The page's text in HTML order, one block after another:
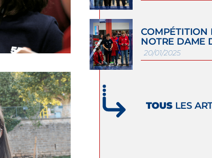
COMPÉTITION
NOTRE DAME
20/01/2025
TOUSLES